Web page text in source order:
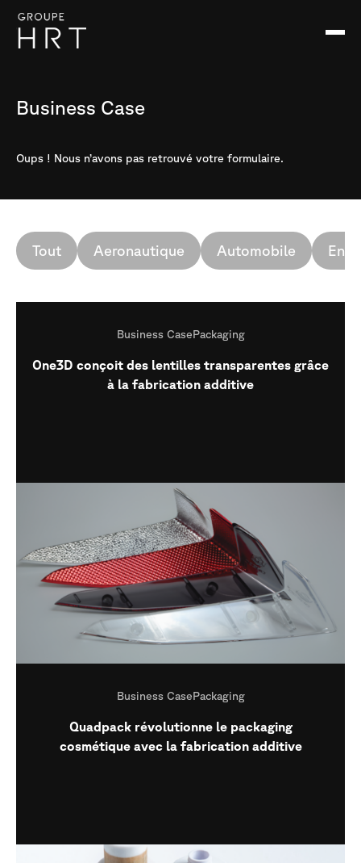
Business Case
Oups ! Nous n’avons pas retrouvé votre formulaire.
Tout Aeronautique Automobile
Business CasePackaging
One3D conçoit des lentilles transparentes grâce
à la fabrication additive
Business CasePackaging
Quadpack révolutionne le packaging
cosmétique avec la fabrication additive